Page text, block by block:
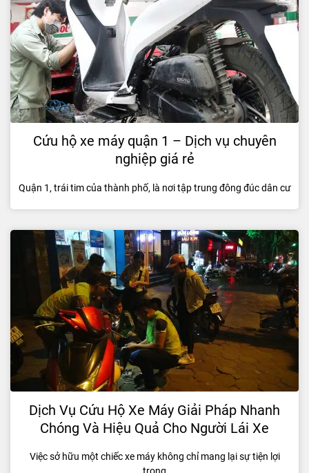
Cứu hộ xe máy quận 1 – Dịch vụ chuyên
nghiệp giá rẻ
Quận 1, trái tim của thành phố, là nơi tập trung đông đúc dân cư
Dịch Vụ Cứu Hộ Xe Máy Giải Pháp Nhanh
Chóng Và Hiệu Quả Cho Người Lái Xe
Việc sở hữu một chiếc xe máy không chỉ mang lại sự tiện lợi